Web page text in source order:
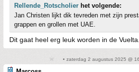
Rellende_Rotscholier het volgende:
Jan Christen lijkt dik tevreden met zijn
grappen en grollen met UAE.
Dit gaat heel erg leuk worden in de Vuelta.
• zaterdag 2 augustus 2025 @